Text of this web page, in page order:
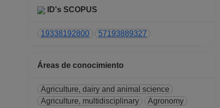
Desde 01-01-2009
ASIGNATURA A TP
Facultad de Química
Desde 16-04-2008
ID's SCOPUS
19338192800 57193889327
Áreas de conocimiento
Agriculture, dairy and animal science
Agriculture, multidisciplinary
Agronomy